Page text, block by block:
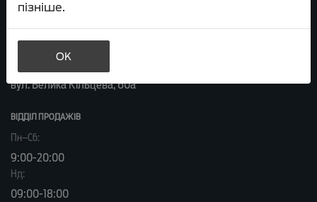
+38 044 591 50 05
service.cry-motors@vidi.ua
Або приїздіть до нас:
вул. Велика Кільцева, 60а
ВІДДІЛ ПРОДАЖІВ
Пн–Сб:
9:00-20:00
Нд:
09:00-18:00
пізніше.
OK